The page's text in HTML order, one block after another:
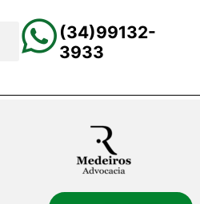
(34)99132-
3933